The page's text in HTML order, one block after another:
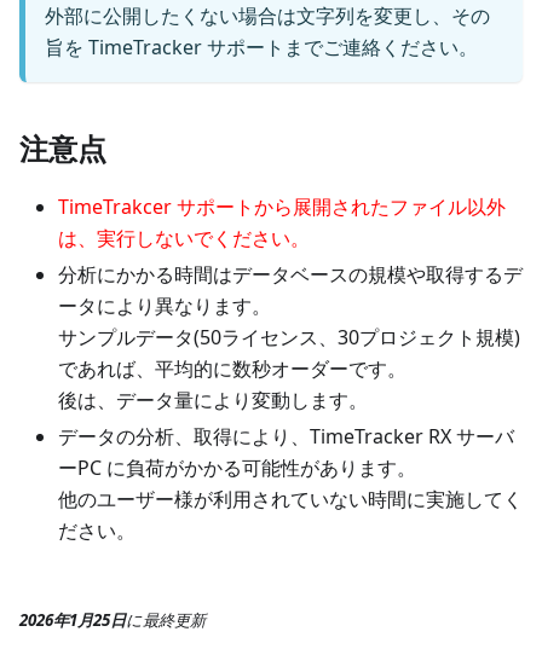
外部に公開したくない場合は文字列を変更し、その
旨を TimeTracker サポートまでご連絡ください。
注意点
TimeTrakcer サポートから展開されたファイル以外
は、実行しないでください。
分析にかかる時間はデータベースの規模や取得するデ
ータにより異なります。
サンプルデータ(50ライセンス、30プロジェクト規模)
であれば、平均的に数秒オーダーです。
後は、データ量により変動します。
データの分析、取得により、TimeTracker RX サーバ
ーPC に負荷がかかる可能性があります。
他のユーザー様が利用されていない時間に実施してく
ださい。
2026年1月25日に最終更新